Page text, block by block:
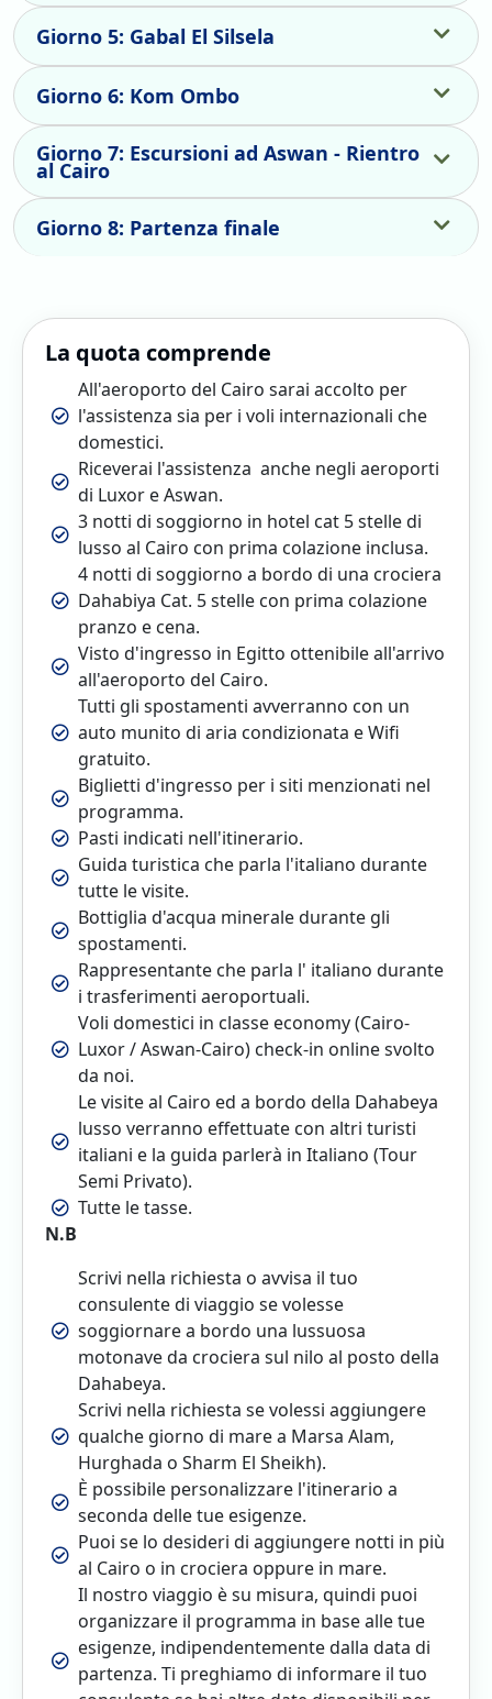
Giorno 5: Gabal El Silsela
Giorno 6: Kom Ombo
Giorno 7: Escursioni ad Aswan - Rientro
al Cairo
Giorno 8: Partenza finale
La quota comprende
All'aeroporto del Cairo sarai accolto per
l'assistenza sia per i voli internazionali che
domestici.
Riceverai l'assistenza anche negli aeroporti
di Luxor e Aswan.
3 notti di soggiorno in hotel cat 5 stelle di
lusso al Cairo con prima colazione inclusa.
4 notti di soggiorno a bordo di una crociera
Dahabiya Cat. 5 stelle con prima colazione
pranzo e cena.
Visto d'ingresso in Egitto ottenibile all'arrivo
all'aeroporto del Cairo.
Tutti gli spostamenti avverranno con un
auto munito di aria condizionata e Wifi
gratuito.
Biglietti d'ingresso per i siti menzionati nel
programma.
Pasti indicati nell'itinerario.
Guida turistica che parla l'italiano durante
tutte le visite.
Bottiglia d'acqua minerale durante gli
spostamenti.
Rappresentante che parla l' italiano durante
i trasferimenti aeroportuali.
Voli domestici in classe economy (Cairo-
Luxor / Aswan-Cairo) check-in online svolto
da noi.
Le visite al Cairo ed a bordo della Dahabeya
lusso verranno effettuate con altri turisti
italiani e la guida parlerà in Italiano (Tour
Semi Privato).
Tutte le tasse.
N.B
Scrivi nella richiesta o avvisa il tuo
consulente di viaggio se volesse
soggiornare a bordo una lussuosa
motonave da crociera sul nilo al posto della
Dahabeya.
Scrivi nella richiesta se volessi aggiungere
qualche giorno di mare a Marsa Alam,
Hurghada o Sharm El Sheikh).
È possibile personalizzare l'itinerario a
seconda delle tue esigenze.
Puoi se lo desideri di aggiungere notti in più
al Cairo o in crociera oppure in mare.
Il nostro viaggio è su misura, quindi puoi
organizzare il programma in base alle tue
esigenze, indipendentemente dalla data di
partenza. Ti preghiamo di informare il tuo